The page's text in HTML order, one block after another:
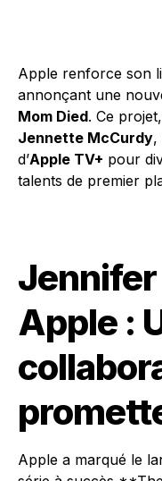
Apple renforce son
annonçant une
Mom Died. Ce
Jennette McCurdy,
d’Apple TV+ pour
talents de premier
Apple :
Apple a marqué le